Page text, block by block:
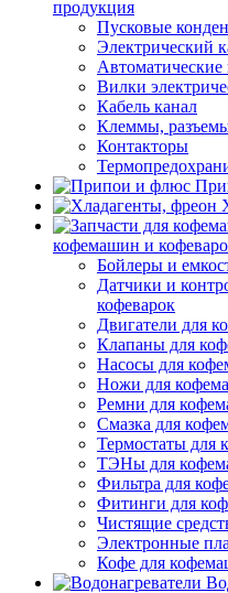
продукция
Пусковые
Электрический
Вилки
Кабель канал
Клеммы,
Контакторы
кофемашин и
Бойлеры и
Датчики и
кофеварок
Двигатели для
Клапаны для
Насосы для
Ножи для
Ремни для
Смазка для
Термостаты для
ТЭНы для
Фильтра для
Фитинги для
Чистящие
Электронные
Кофе для